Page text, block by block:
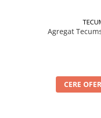
Agregat
CERE